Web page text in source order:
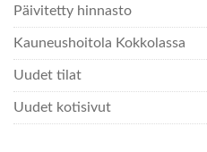
Päivitetty hinnasto
Kauneushoitola Kokkolassa
Uudet tilat
Uudet kotisivut